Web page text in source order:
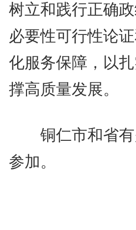
树立和践行正确
必要性可行性论
化服务保障，以
撑高质量发展。
铜仁市和省有
参加。